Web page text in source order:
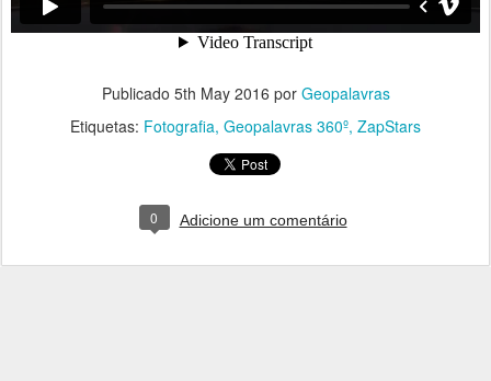
Publicado 5th May 2016 por Geopalavras
Etiquetas: Fotografia Geopalavras 360º ZapStars
0 Adicione um comentário